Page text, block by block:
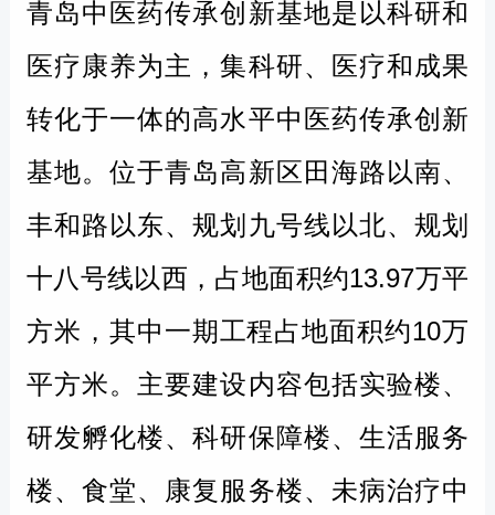
青岛中医药传承创新基地是以科研和
医疗康养为主，集科研、医疗和成果
转化于一体的高水平中医药传承创新
基地。位于青岛高新区田海路以南、
丰和路以东、规划九号线以北、规划
十八号线以西，占地面积约13.97万平
方米，其中一期工程占地面积约10万
平方米。主要建设内容包括实验楼、
研发孵化楼、科研保障楼、生活服务
楼、食堂、康复服务楼、未病治疗中